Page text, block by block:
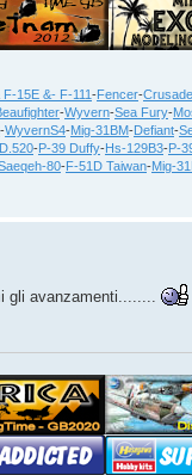
F-15E &- F-111-Fencer-
-Wyvern-Sea Fury-
-WyvernS4-Mig-31BM-Defiant-
D.520-P-39 Duffy-Hs-129B3-P-
80-F-51D Taiwan-Mig-
gli avanzamenti........